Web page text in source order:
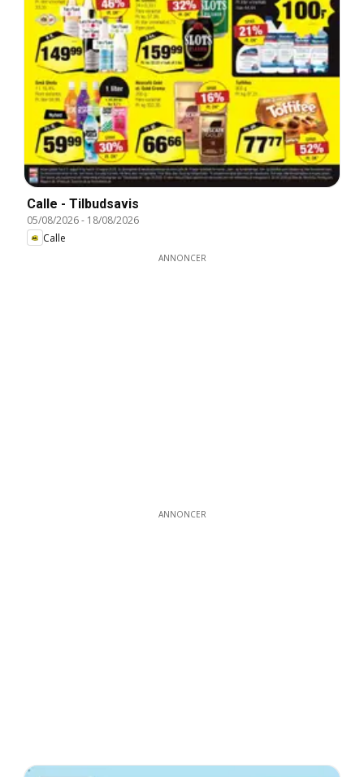
Calle - Tilbudsavis
05/08/2026- 18/08/2026
Calle
ANNONCER
ANNONCER